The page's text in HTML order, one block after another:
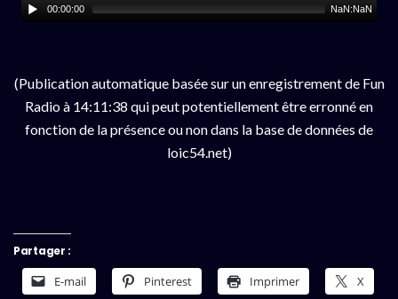
00:00:00 NaN:NaN
(Publication automatique basée sur un enregistrement de Fun
Radio à 14:11:38 qui peut potentiellement être erronné en
fonction de la présence ou non dans la base de données de
loic54.net)
Partager :
E-mail Pinterest Imprimer X